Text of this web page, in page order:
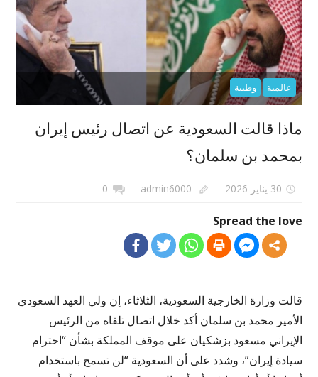
عالمية وطنية
ماذا قالت السعودية عن اتصال رئيس إيران
بمحمد بن سلمان؟
30 يناير 2026 admin6000
0
Spread the love
قالت وزارة الخارجية السعودية، الثلاثاء، إن ولي العهد السعودي
الأمير محمد بن سلمان أكد خلال اتصال تلقاه من الرئيس
الإيراني مسعود بزشكيان على موقف المملكة بشأن “احترام
سيادة إيران”، وشدد على أن السعودية “لن تسمح باستخدام